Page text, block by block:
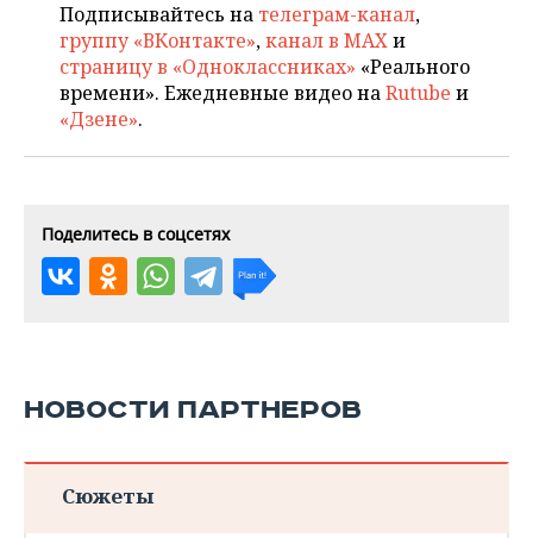
Подписывайтесь на телеграм-канал,
группу «ВКонтакте»,канал в MAXи
страницу в «Одноклассниках» «Реального
времени». Ежедневные видео наRutube и
«Дзене».
Поделитесь в соцсетях
НОВОСТИ ПАРТНЕРОВ
Сюжеты